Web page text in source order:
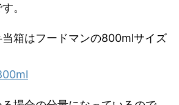
。
箱はフードマンの800mlサイズ